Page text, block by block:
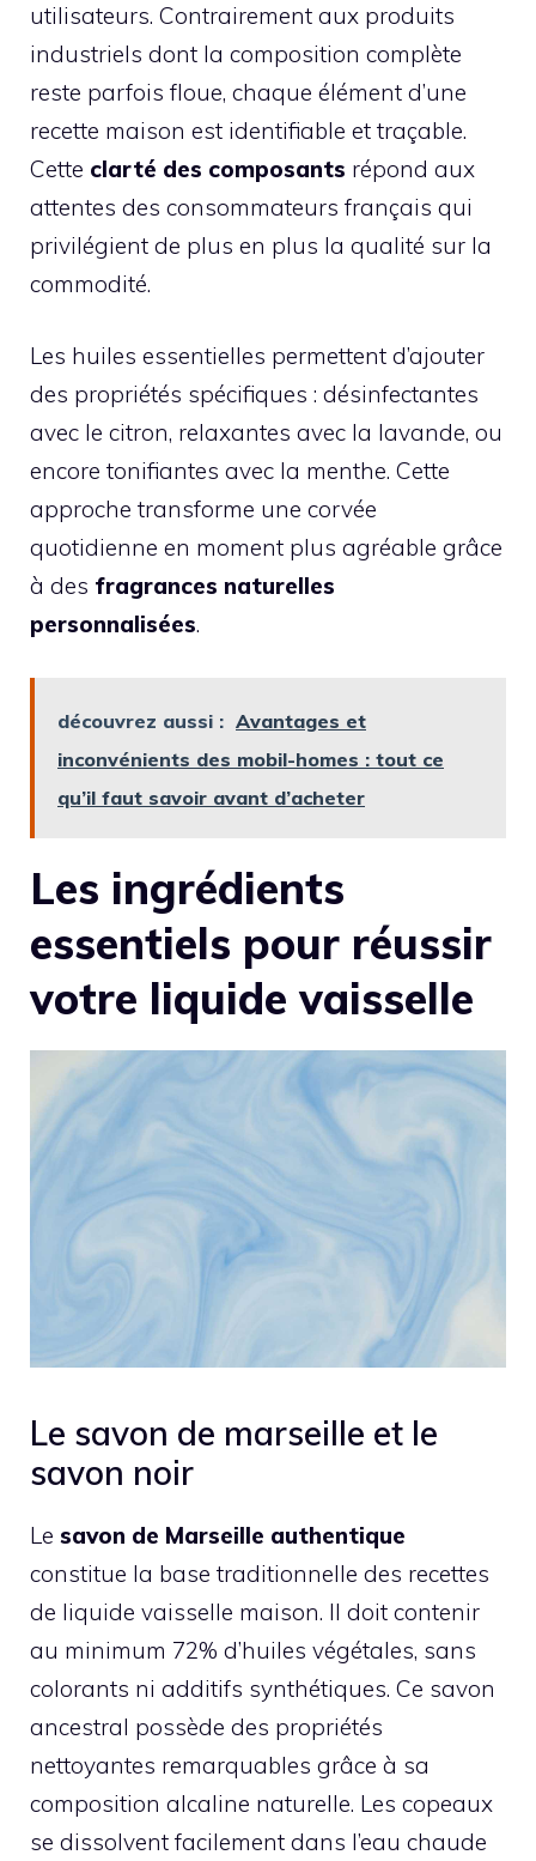
utilisateurs. Contrairement aux produits
industriels dont la composition complète
reste parfois floue, chaque élément d’une
recette maison est identifiable et traçable.
Cette clarté des composants répond aux
attentes des consommateurs français qui
privilégient de plus en plus la qualité sur la
commodité.
Les huiles essentielles permettent d’ajouter
des propriétés spécifiques : désinfectantes
avec le citron, relaxantes avec la lavande, ou
encore tonifiantes avec la menthe. Cette
approche transforme une corvée
quotidienne en moment plus agréable grâce
à des fragrances naturelles
personnalisées.
découvrez aussi : Avantages et
inconvénients des mobil-homes : tout ce
qu’il faut savoir avant d’acheter
Les ingrédients
essentiels pour réussir
votre liquide vaisselle
Le savon de marseille et le
savon noir
Le savon de Marseille authentique
constitue la base traditionnelle des recettes
de liquide vaisselle maison. Il doit contenir
au minimum 72% d’huiles végétales, sans
colorants ni additifs synthétiques. Ce savon
ancestral possède des propriétés
nettoyantes remarquables grâce à sa
composition alcaline naturelle. Les copeaux
se dissolvent facilement dans l’eau chaude